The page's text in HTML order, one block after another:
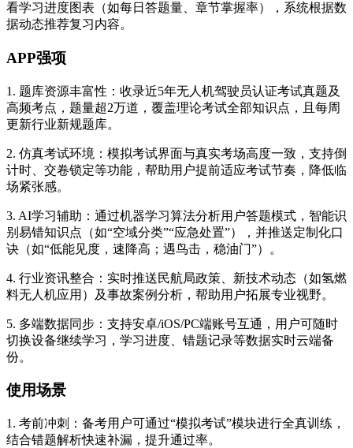
看学习进度图表（如每日答题量、章节掌握率），系统根据数
据动态推荐复习内容。
APP强项
1. 题库资源丰富性：收录近5年无人机驾驶员认证考试真题及
高频考点，题量超2万道，覆盖理论考试全部知识点，且每周
更新行业新规题库。
2. 仿真考试环境：模拟考试界面与真实考场高度一致，支持倒
计时、交卷锁定等功能，帮助用户提前适应考试节奏，降低临
场紧张感。
3. AI学习辅助：通过机器学习算法分析用户答题模式，智能识
别易错知识点（如“空域分类”“应急处置”），并推送定制化口
诀（如“低能见度，速降高；遇鸟击，稳油门”）。
4. 行业资讯整合：实时推送民航局政策、新技术动态（如氢燃
料无人机应用）及事故案例分析，帮助用户拓展专业视野。
5. 多端数据同步：支持安卓/iOS/PC端账号互通，用户可随时
切换设备继续学习，学习进度、错题记录等数据实时云端备
份。
使用场景
1. 考前冲刺：备考用户可通过“模拟考试”模块进行全真训练，
结合错题解析快速补漏，提升通过率。